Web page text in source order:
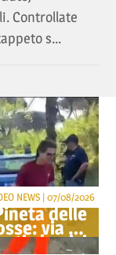
Controllate
s...
delle
via gli
abusivi
NEWS | 07/08/2026